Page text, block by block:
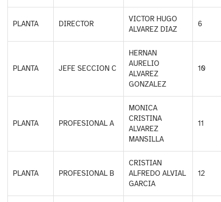
PLANTA DIRECTOR
VICTOR HUGO
ALVAREZ DIAZ
6
PLANTA JEFE SECCION C
HERNAN
AURELIO
ALVAREZ
GONZALEZ
10
PLANTA PROFESIONAL A
MONICA
CRISTINA
ALVAREZ
MANSILLA
11
PLANTA PROFESIONAL B
CRISTIAN
ALFREDO ALVIAL
GARCIA
12